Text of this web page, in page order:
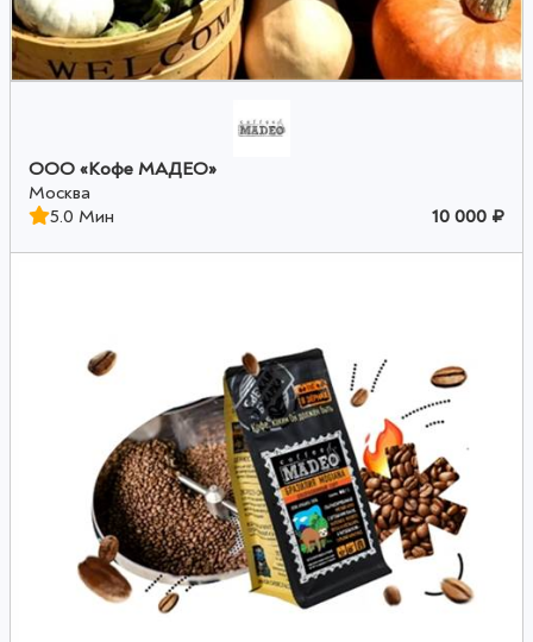
OOO «Кофе МАДЕО»
Москва
5.0 Мин
10 000 ₽